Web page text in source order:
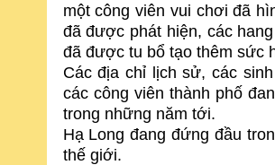
một công viên vui chơi đã
đã được phát hiện, các
đã được tu bổ tạo thêm sức
Các địa chỉ lịch sử, các
các công viên thành phố
trong những năm tới.
Hạ Long đang đứng đầu
thế giới.